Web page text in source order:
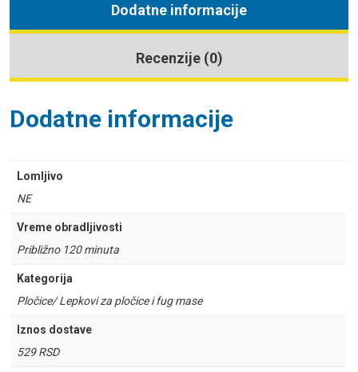
Dodatne informacije
Recenzije (0)
Dodatne informacije
Lomljivo
NE
Vreme obradljivosti
Približno 120 minuta
Kategorija
Pločice/ Lepkovi za pločice i fug mase
Iznos dostave
529 RSD